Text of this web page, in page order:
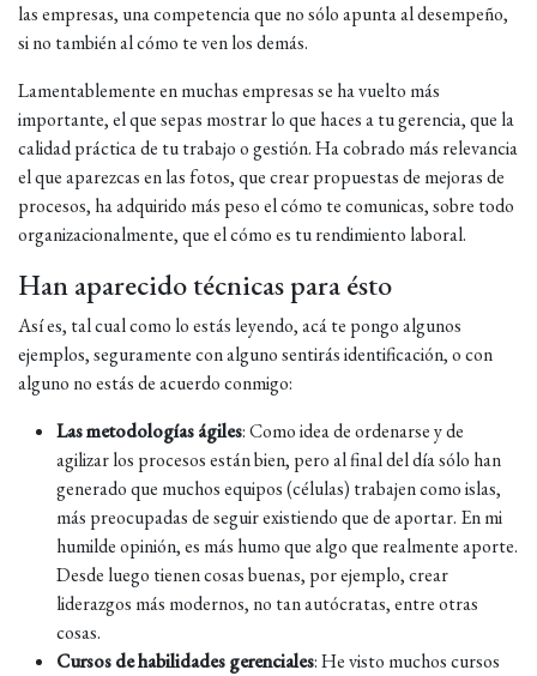
las empresas, una competencia que no sólo apunta al desempeño,
si no también al cómo te ven los demás.
Lamentablemente en muchas empresas se ha vuelto más
importante, el que sepas mostrar lo que haces a tu gerencia, que la
calidad práctica de tu trabajo o gestión. Ha cobrado más relevancia
el que aparezcas en las fotos, que crear propuestas de mejoras de
procesos, ha adquirido más peso el cómo te comunicas, sobre todo
organizacionalmente, que el cómo es tu rendimiento laboral.
Han aparecido técnicas para ésto
Así es, tal cual como lo estás leyendo, acá te pongo algunos
ejemplos, seguramente con alguno sentirás identificación, o con
alguno no estás de acuerdo conmigo:
Las metodologías ágiles: Como idea de ordenarse y de
agilizar los procesos están bien, pero al final del día sólo han
generado que muchos equipos (células) trabajen como islas,
más preocupadas de seguir existiendo que de aportar. En mi
humilde opinión, es más humo que algo que realmente aporte.
Desde luego tienen cosas buenas, por ejemplo, crear
liderazgos más modernos, no tan autócratas, entre otras
cosas.
Cursos de habilidades gerenciales: He visto muchos cursos